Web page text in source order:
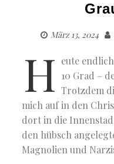
März 13, 2024
H eute
10 Grad –
Trotzdem
mich auf in den
dort in die
den hübsch
Magnolien und